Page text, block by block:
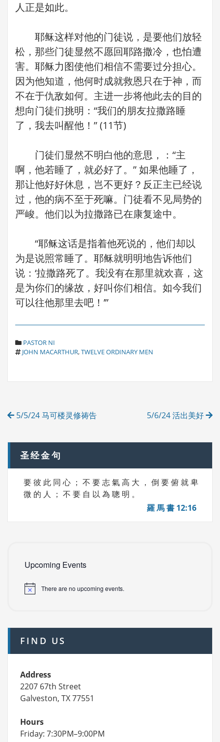
人正是如此。
耶稣这样对他的门徒说，是要他们放轻
松，那些门徒显然不愿回耶路撒冷，也怕遭
害。耶稣力图使他们相信不需要过分担心。
因为他知道，他何时成就救恩只在于神，而
不在于仇敌如何。主进一步将他此去的目的
想向门徒们挑明：“我们的朋友拉撒路睡
了，我去叫醒他！” (11节)
门徒们显然不明白他的意思，：“主
啊，他若睡了，就必好了。” 如果他睡了，
那让他好好休息，岂不更好？反正主已经说
过，他的病不至于死嘛。门徒看不见局势的
严峻。他们以为拉撒路已在康复途中。
“耶稣这话是指着他死说的，他们却以
为是说照常睡了。耶稣就明明地告诉他们
说：‘拉撒路死了。我没有在那里就欢喜，这
是为你们的缘故，好叫你们相信。如今我们
可以往他那里去吧！’”
C
A
E
PASTOR NI
T
JOHN MACARTHUR,TWELVE ORDINARY MEN
Post
5/5/24 马可楼灵修祷告 5/6/24 活出美好
圣经金句
要 彼 此 同 心 ； 不 要 志 氣 高 大 ， 倒 要 俯 就 卑
微 的 人 ； 不 要 自 以 為 聰 明 。
羅 馬 書 12:16
Upcoming Events
There are no upcoming events.
FIND US
Address
2207 67th Street
Galveston, TX 77551
Hours
Friday: 7:30PM–9:00PM